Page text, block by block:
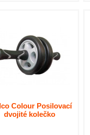
Colour Posilovací
dvojité kolečko